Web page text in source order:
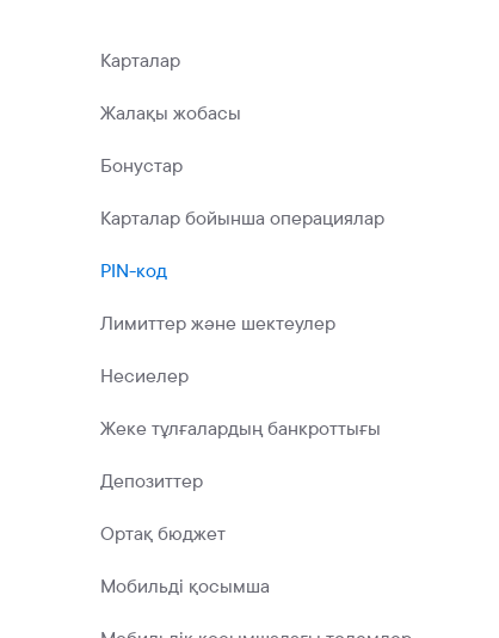
Бонустық бағдарлама
Карталар
Жалақы жобасы
Бонустар
Карталар бойынша операциялар
PIN-код
Лимиттер және шектеулер
Несиелер
Жеке тұлғалардың банкроттығы
Депозиттер
Ортақ бюджет
Мобильді қосымша